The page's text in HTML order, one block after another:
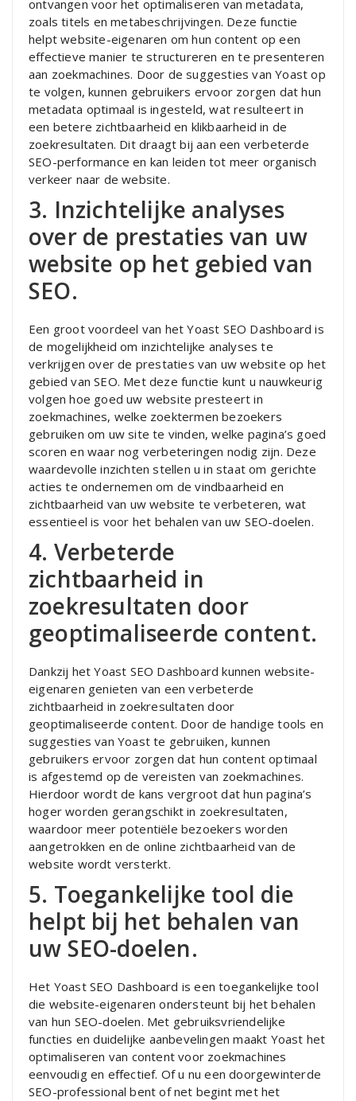
ontvangen voor het optimaliseren van metadata,
zoals titels en metabeschrijvingen. Deze functie
helpt website-eigenaren om hun content op een
effectieve manier te structureren en te presenteren
aan zoekmachines. Door de suggesties van Yoast op
te volgen, kunnen gebruikers ervoor zorgen dat hun
metadata optimaal is ingesteld, wat resulteert in
een betere zichtbaarheid en klikbaarheid in de
zoekresultaten. Dit draagt bij aan een verbeterde
SEO-performance en kan leiden tot meer organisch
verkeer naar de website.
3. Inzichtelijke analyses
over de prestaties van uw
website op het gebied van
SEO.
Een groot voordeel van het Yoast SEO Dashboard is
de mogelijkheid om inzichtelijke analyses te
verkrijgen over de prestaties van uw website op het
gebied van SEO. Met deze functie kunt u nauwkeurig
volgen hoe goed uw website presteert in
zoekmachines, welke zoektermen bezoekers
gebruiken om uw site te vinden, welke pagina’s goed
scoren en waar nog verbeteringen nodig zijn. Deze
waardevolle inzichten stellen u in staat om gerichte
acties te ondernemen om de vindbaarheid en
zichtbaarheid van uw website te verbeteren, wat
essentieel is voor het behalen van uw SEO-doelen.
4. Verbeterde
zichtbaarheid in
zoekresultaten door
geoptimaliseerde content.
Dankzij het Yoast SEO Dashboard kunnen website-
eigenaren genieten van een verbeterde
zichtbaarheid in zoekresultaten door
geoptimaliseerde content. Door de handige tools en
suggesties van Yoast te gebruiken, kunnen
gebruikers ervoor zorgen dat hun content optimaal
is afgestemd op de vereisten van zoekmachines.
Hierdoor wordt de kans vergroot dat hun pagina’s
hoger worden gerangschikt in zoekresultaten,
waardoor meer potentiële bezoekers worden
aangetrokken en de online zichtbaarheid van de
website wordt versterkt.
5. Toegankelijke tool die
helpt bij het behalen van
uw SEO-doelen.
Het Yoast SEO Dashboard is een toegankelijke tool
die website-eigenaren ondersteunt bij het behalen
van hun SEO-doelen. Met gebruiksvriendelijke
functies en duidelijke aanbevelingen maakt Yoast het
optimaliseren van content voor zoekmachines
eenvoudig en effectief. Of u nu een doorgewinterde
SEO-professional bent of net begint met het